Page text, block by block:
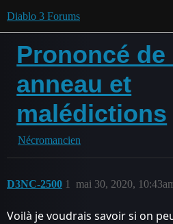
Diablo 3 Forums
Prononcé
anneau et
malédictions
Nécromancien
D3NC-2500 mai 30, 2020,
1
Voilà je voudrais savoir si on